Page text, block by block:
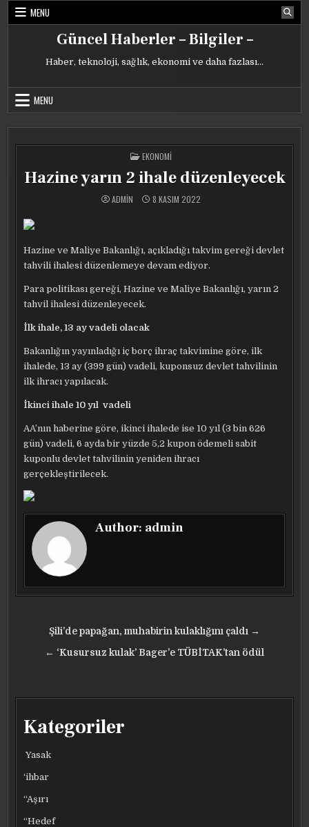
Skip
MENU
Güncel Haberler – Bilgiler –
Haber, teknoloji, sağlık, ekonomi ve daha fazlası…
MENU
POSTED
IN
EKONOMI
Hazine yarın 2 ihale düzenleyecek
ADMIN 8 KASIM 2022
Hazine ve Maliye Bakanlığı, açıkladığı takvim gereği devlet
tahvili ihalesi düzenlemeye devam ediyor.
Para politikası gereği, Hazine ve Maliye Bakanlığı, yarın 2
tahvil ihalesi düzenleyecek.
İlk ihale, 13 ay vadeli olacak
Bakanlığın yayınladığı iç borç ihraç takvimine göre, ilk
ihalede, 13 ay (399 gün) vadeli, kuponsuz devlet tahvilinin
ilk ihracı yapılacak.
İkinci ihale 10 yıl vadeli
AA’nın haberine göre, ikinci ihalede ise 10 yıl (3 bin 626
gün) vadeli, 6 ayda bir yüzde 5,2 kupon ödemeli sabit
kuponlu devlet tahvilinin yeniden ihracı
gerçekleştirilecek.
Author: admin
Yazı
gezinmesi
Şili’de papağan, muhabirin kulaklığını çaldı →
← ‘Kusursuz kulak’ Bager’e TÜBİTAK’tan ödül
Kategoriler
Yasak
‘ihbar
“Aşırı
“Hedef